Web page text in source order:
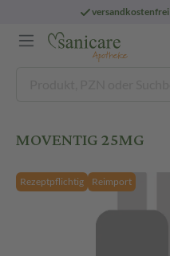
versandkostenfrei
MOVENTIG 25MG
Rezeptpflichtig Reimport